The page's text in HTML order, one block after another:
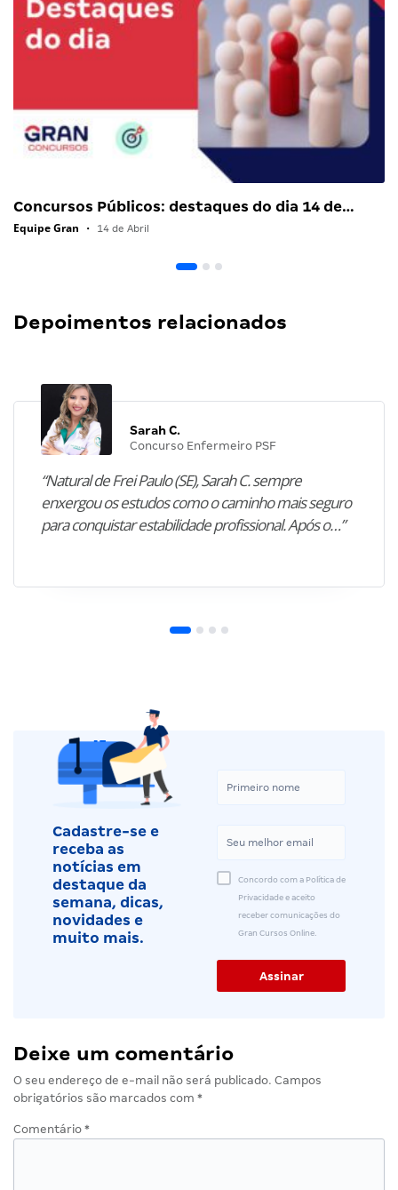
Concursos Públicos: destaques do dia 14 de…
Equipe Gran • 14 de Abril
Depoimentos relacionados
Sarah C.
Concurso Enfermeiro PSF
“Natural de Frei Paulo (SE), Sarah C. sempre
enxergou os estudos como o caminho mais seguro
para conquistar estabilidade profissional. Após o…”
Cadastre-se e
receba as
notícias em
destaque da
semana, dicas,
novidades e
muito mais.
Concordo com a Política de
Privacidade e aceito
receber comunicações do
Gran Cursos Online.
Deixe um comentário
O seu endereço de e-mail não será publicado. Campos
obrigatórios são marcados com *
Comentário *